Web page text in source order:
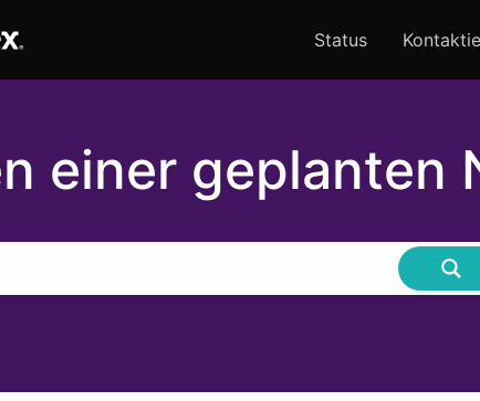
Status
einer geplanten